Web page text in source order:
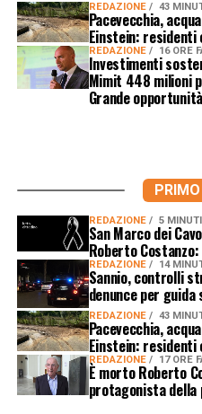
REDAZIONE 43
Pacevecchia,
Einstein: residenti
REDAZIONE 16 ORE
Investimenti
Mimit 448 milioni
Grande
REDAZIONE 5 MINUTI
San Marco dei
Roberto
REDAZIONE 14
Sannio, controlli
denunce per
REDAZIONE 43
Pacevecchia,
Einstein: residenti
REDAZIONE 17 ORE
È morto Roberto
protagonista